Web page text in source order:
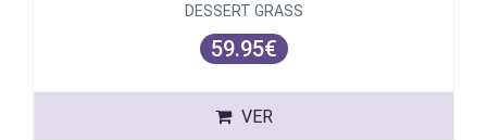
DESSERT GRASS
59.95€
VER